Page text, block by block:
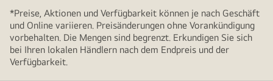
*Preise, Aktionen und Verfügbarkeit können je nach Geschäft
und Online variieren. Preisänderungen ohne Vorankündigung
vorbehalten. Die Mengen sind begrenzt. Erkundigen Sie sich
bei Ihren lokalen Händlern nach dem Endpreis und der
Verfügbarkeit.